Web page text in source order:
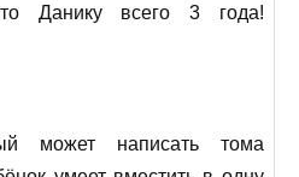
Данику всего 3 года!
может написать тома